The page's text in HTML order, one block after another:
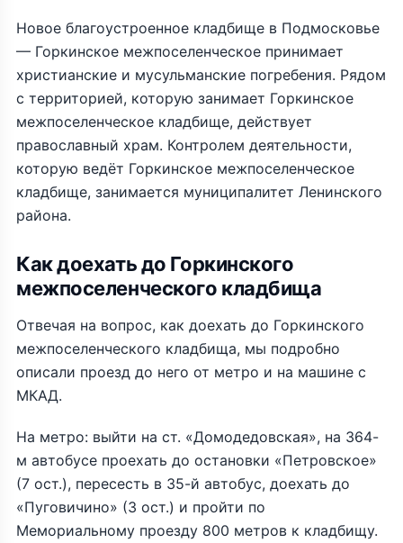
Новое благоустроенное кладбище в Подмосковье
— Горкинское межпоселенческое принимает
христианские и мусульманские погребения. Рядом
с территорией, которую занимает Горкинское
межпоселенческое кладбище, действует
православный храм. Контролем деятельности,
которую ведёт Горкинское межпоселенческое
кладбище, занимается муниципалитет Ленинского
района.
Как доехать до Горкинского
межпоселенческого кладбища
Отвечая на вопрос, как доехать до Горкинского
межпоселенческого кладбища, мы подробно
описали проезд до него от метро и на машине с
МКАД.
На метро: выйти на ст. «Домодедовская», на 364-
м автобусе проехать до остановки «Петровское»
(7 ост.), пересесть в 35-й автобус, доехать до
«Пуговичино» (3 ост.) и пройти по
Мемориальному проезду 800 метров к кладбищу.